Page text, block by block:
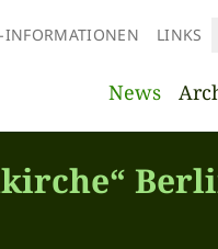
INFORMATIONEN LINKS
News